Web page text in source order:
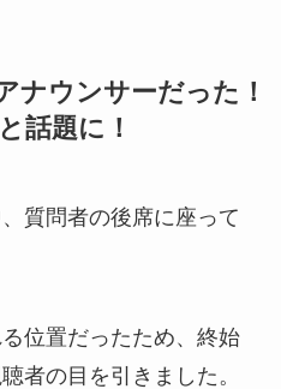
ナウンサーだった！
話題に！
質問者の後席に座って
位置だったため、終始
者の目を引きました。